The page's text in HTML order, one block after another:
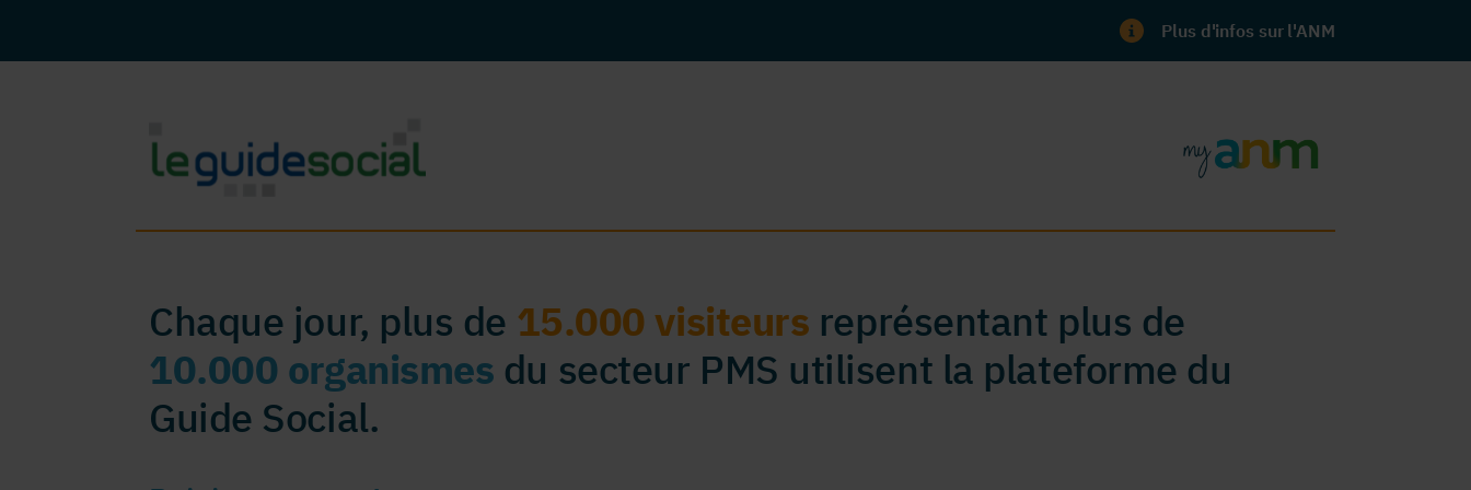
Plus d'infos sur l'ANM
Chaque jour, plus de 15.000 visiteurs représentant plus de
10.000 organismes du secteur PMS utilisent la plateforme du
Guide Social.